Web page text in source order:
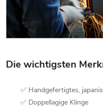
Die wichtigsten
✅ Handgefertigtes,
✅ Doppellagige Klinge